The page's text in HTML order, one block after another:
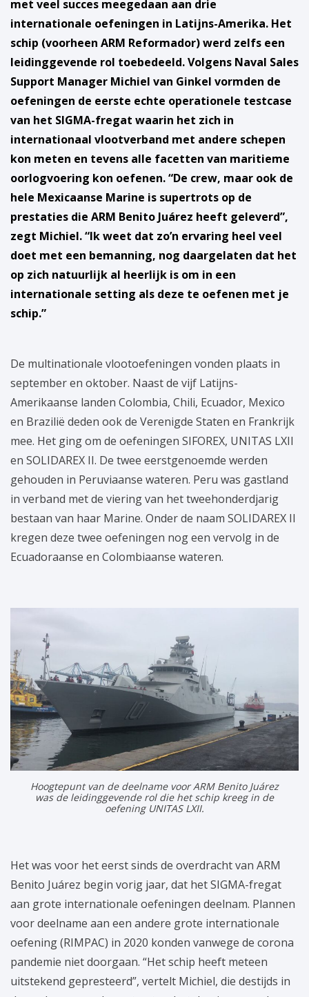
met veel succes meegedaan aan drie
internationale oefeningen in Latijns-Amerika. Het
schip (voorheen ARM Reformador) werd zelfs een
leidinggevende rol toebedeeld. Volgens Naval Sales
Support Manager Michiel van Ginkel vormden de
oefeningen de eerste echte operationele testcase
van het SIGMA-fregat waarin het zich in
internationaal vlootverband met andere schepen
kon meten en tevens alle facetten van maritieme
oorlogvoering kon oefenen. “De crew, maar ook de
hele Mexicaanse Marine is supertrots op de
prestaties die ARM Benito Juárez heeft geleverd”,
zegt Michiel. “Ik weet dat zo’n ervaring heel veel
doet met een bemanning, nog daargelaten dat het
op zich natuurlijk al heerlijk is om in een
internationale setting als deze te oefenen met je
schip.”
De multinationale vlootoefeningen vonden plaats in
september en oktober. Naast de vijf Latijns-
Amerikaanse landen Colombia, Chili, Ecuador, Mexico
en Brazilië deden ook de Verenigde Staten en Frankrijk
mee. Het ging om de oefeningen SIFOREX, UNITAS LXII
en SOLIDAREX II. De twee eerstgenoemde werden
gehouden in Peruviaanse wateren. Peru was gastland
in verband met de viering van het tweehonderdjarig
bestaan van haar Marine. Onder de naam SOLIDAREX II
kregen deze twee oefeningen nog een vervolg in de
Ecuadoraanse en Colombiaanse wateren.
Hoogtepunt van de deelname voor ARM Benito Juárez
was de leidinggevende rol die het schip kreeg in de
oefening UNITAS LXII.
Het was voor het eerst sinds de overdracht van ARM
Benito Juárez begin vorig jaar, dat het SIGMA-fregat
aan grote internationale oefeningen deelnam. Plannen
voor deelname aan een andere grote internationale
oefening (RIMPAC) in 2020 konden vanwege de corona
pandemie niet doorgaan. “Het schip heeft meteen
uitstekend gepresteerd”, vertelt Michiel, die destijds in